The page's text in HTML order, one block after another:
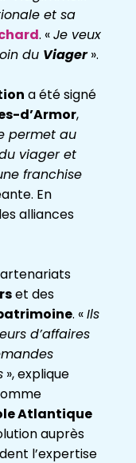
et sa
. «Je veux
du Viager».
a été signé
d’Armor,
permet au
viager et
franchise
En
alliances
et des
. «Ils
d’affaires
», explique
Atlantique
auprès
l’expertise